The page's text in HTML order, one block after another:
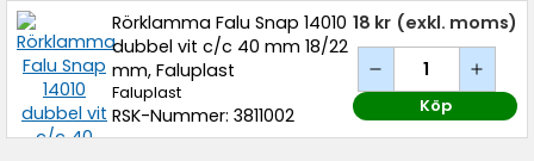
Rörklamma Falu Snap 14010
dubbel vit c/c 40 mm 18/22
mm, Faluplast
Faluplast
RSK-Nummer: 3811002
18 kr (exkl. moms)
Köp